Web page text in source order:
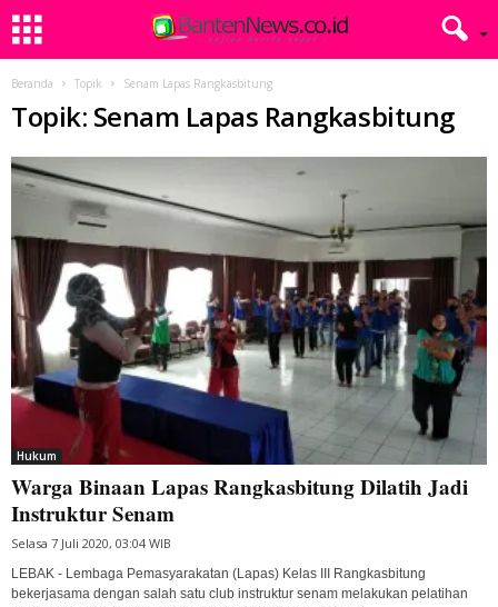
Beranda Topik Senam Lapas Rangkasbitung
Topik: Senam Lapas Rangkasbitung
Hukum
Warga Binaan Lapas Rangkasbitung Dilatih Jadi
Instruktur Senam
Selasa 7 Juli 2020, 03:04 WIB
LEBAK - Lembaga Pemasyarakatan (Lapas) Kelas III Rangkasbitung
bekerjasama dengan salah satu club instruktur senam melakukan pelatihan